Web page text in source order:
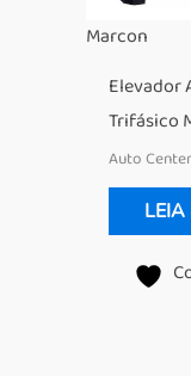
Marcon
Elevador
Trifásico
Auto Center